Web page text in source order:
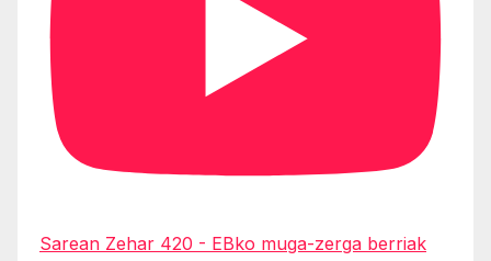
Sarean Zehar 420 - EBko muga-zerga berriak